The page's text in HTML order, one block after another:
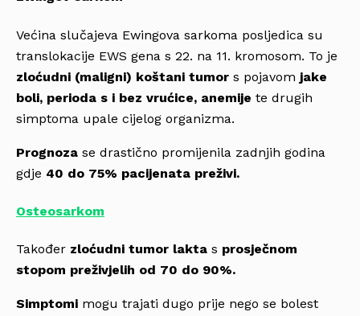
Većina slučajeva Ewingova sarkoma posljedica su
translokacije EWS gena s 22. na 11. kromosom. To je
zloćudni (maligni) koštani tumor s pojavom jake
boli, perioda s i bez vrućice, anemije te drugih
simptoma upale cijelog organizma.
Prognoza se drastično promijenila zadnjih godina
gdje 40 do 75% pacijenata preživi.
Osteosarkom
Također zloćudni tumor lakta s prosječnom
stopom preživjelih od 70 do 90%.
Simptomi mogu trajati dugo prije nego se bolest